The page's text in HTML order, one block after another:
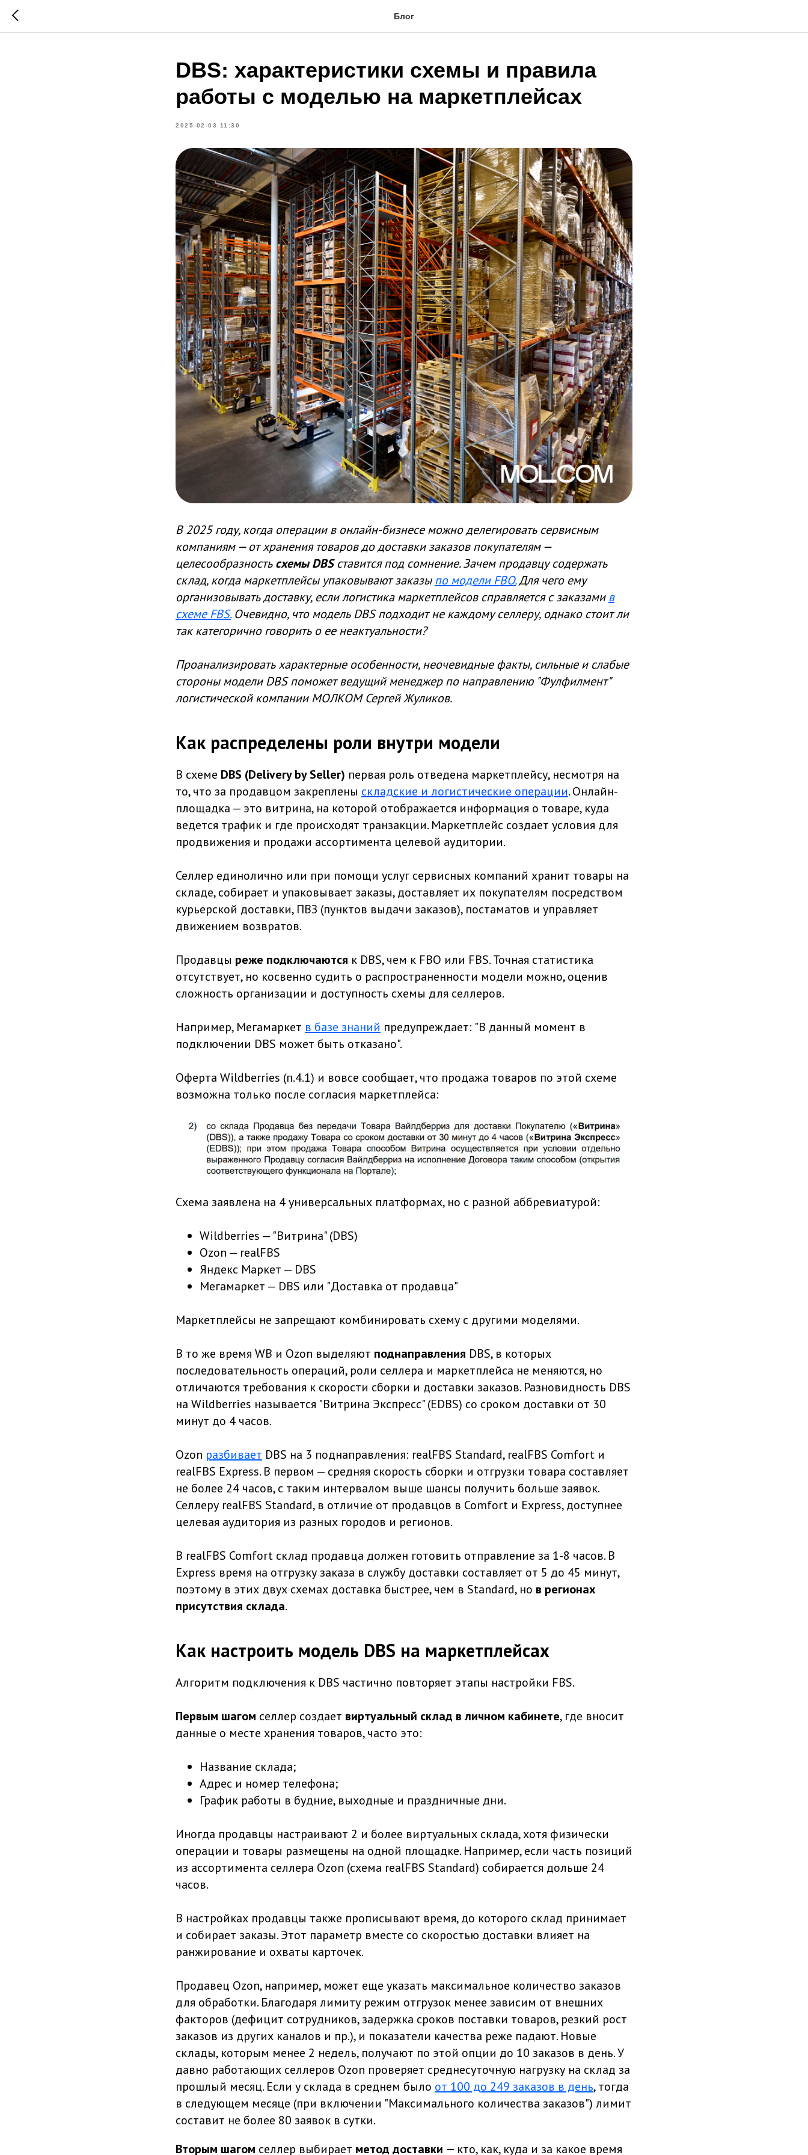
Блог
DBS: характеристики схемы и правила
работы с моделью на маркетплейсах
2025-02-03 11:30
В 2025 году, когда операции в онлайн-бизнесе можно делегировать сервисным
компаниям — от хранения товаров до доставки заказов покупателям —
целесообразностьсхемы DBSставится под сомнение. Зачем продавцу содержать
склад, когда маркетплейсы упаковывают заказыпо модели FBO.Для чего ему
организовывать доставку, если логистика маркетплейсов справляется с заказамив
схеме FBS.Очевидно, что модель DBS подходит не каждому селлеру, однако стоит ли
так категорично говорить о ее неактуальности?
Проанализировать характерные особенности, неочевидные факты, сильные и слабые
стороны модели DBS поможет ведущий менеджер по направлению "Фулфилмент"
логистической компании МОЛКОМ Сергей Жуликов.
Как распределены роли внутри модели
В схеме DBS (Delivery by Seller) первая роль отведена маркетплейсу, несмотря на
то, что за продавцом закреплены складские и логистические операции. Онлайн-
площадка — это витрина, на которой отображается информация о товаре, куда
ведется трафик и где происходят транзакции. Маркетплейс создает условия для
продвижения и продажи ассортимента целевой аудитории.
Селлер единолично или при помощи услуг сервисных компаний хранит товары на
складе, собирает и упаковывает заказы, доставляет их покупателям посредством
курьерской доставки, ПВЗ (пунктов выдачи заказов), постаматов и управляет
движением возвратов.
Продавцы реже подключаются к DBS, чем к FBO или FBS. Точная статистика
отсутствует, но косвенно судить о распространенности модели можно, оценив
сложность организации и доступность схемы для селлеров.
Например, Мегамаркет в базе знаний предупреждает: "‎В данный момент в
подключении DBS может быть отказано".
Оферта Wildberries (п.4.1) и вовсе сообщает, что продажа товаров по этой схеме
возможна только после согласия маркетплейса:
Схема заявлена на 4 универсальных платформах, но с разной аббревиатурой:
Wildberries — "Витрина‎" (DBS)
Ozon — realFBS
Яндекс Маркет — DBS
Мегамаркет — DBS или "Доставка от продавца‎"
Маркетплейсы не запрещают комбинировать схему с другими моделями.
В то же время WB и Ozon выделяют поднаправления DBS, в которых
последовательность операций, роли селлера и маркетплейса не меняются, но
отличаются требования к скорости сборки и доставки заказов. Разновидность DBS
на Wildberries называется "‎Витрина Экспресс" (EDBS) со сроком доставки от 30
минут до 4 часов.
Ozon разбивает DBS на 3 поднаправления: realFBS Standard, realFBS Comfort и
realFBS Express. В первом — средняя скорость сборки и отгрузки товара составляет
не более 24 часов, с таким интервалом выше шансы получить больше заявок.
Селлеру realFBS Standard, в отличие от продавцов в Comfort и Express, доступнее
целевая аудитория из разных городов и регионов.
В realFBS Comfort склад продавца должен готовить отправление за 1-8 часов. В
‎Express время на отгрузку заказа в службу доставки составляет от 5 до 45 минут,
поэтому в этих двух схемах доставка быстрее, чем в Standard, но в регионах
присутствия склада.
Как настроить модель DBS на маркетплейсах
Алгоритм подключения к DBS частично повторяет этапы настройки FBS.
Первым шагом селлер создает виртуальный склад в личном кабинете, где вносит
данные о месте хранения товаров, часто это:
Название склада;
Адрес и номер телефона;
График работы в будние, выходные и праздничные дни.
Иногда продавцы настраивают 2 и более виртуальных склада, хотя физически
операции и товары размещены на одной площадке. Например, если часть позиций
из ассортимента селлера Ozon (схема realFBS Standard) собирается дольше 24
часов.
В настройках продавцы также прописывают время, до которого склад принимает
и собирает заказы. Этот параметр вместе со скоростью доставки влияет на
ранжирование и охваты карточек.
Продавец Ozon, например, может еще указать максимальное количество заказов
для обработки. Благодаря лимиту режим отгрузок менее зависим от внешних
факторов (дефицит сотрудников, задержка сроков поставки товаров, резкий рост
заказов из других каналов и пр.), и показатели качества реже падают. Новые
склады, которым менее 2 недель, получают по этой опции до 10 заказов в день. У
давно работающих селлеров Ozon проверяет среднесуточную нагрузку на склад за
прошлый месяц. Если у склада в среднем было от 100 до 249 заказов в день, тогда
в следующем месяце (при включении "Максимального количества заказов‎") лимит
составит не более 80 заявок в сутки.
Вторым шагом селлер выбирает метод доставки — кто, как, куда и за какое время